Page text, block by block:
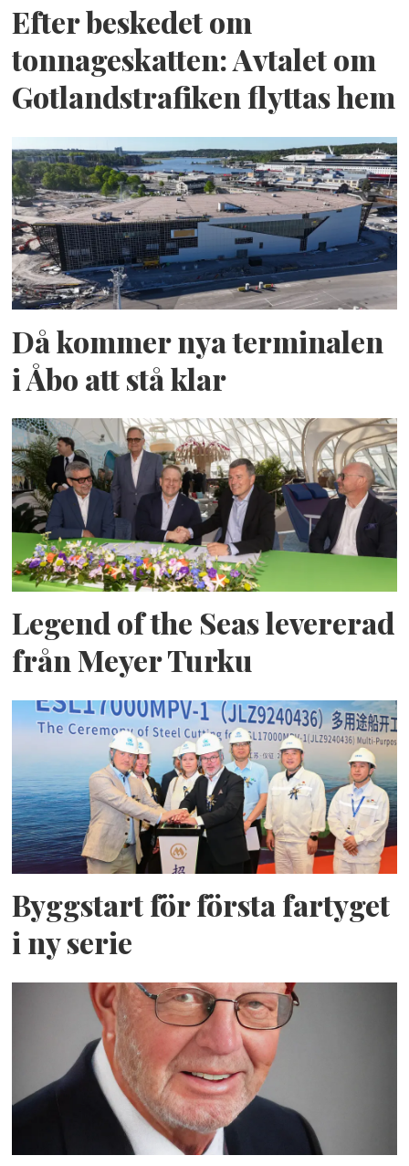
Efter beskedet om
tonnageskatten: Avtalet om
Gotlandstrafiken flyttas hem
Då kommer nya terminalen
i Åbo att stå klar
Legend of the Seas levererad
från Meyer Turku
Byggstart för första fartyget
i ny serie